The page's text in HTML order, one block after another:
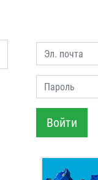
Эл. почта
Пароль
Войти